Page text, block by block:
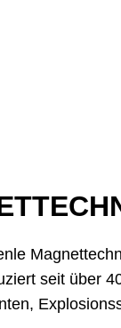
seit über